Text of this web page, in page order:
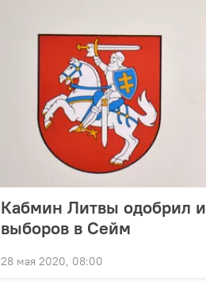
Кабмин Литвы одобрил
выборов в Сейм
28 мая 2020, 08:00